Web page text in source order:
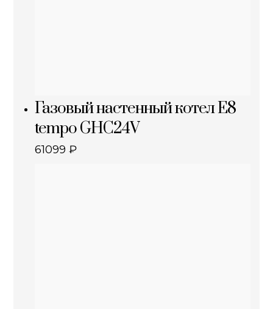
Газовый настенный котел E8
tempo GHC24V
61099₽